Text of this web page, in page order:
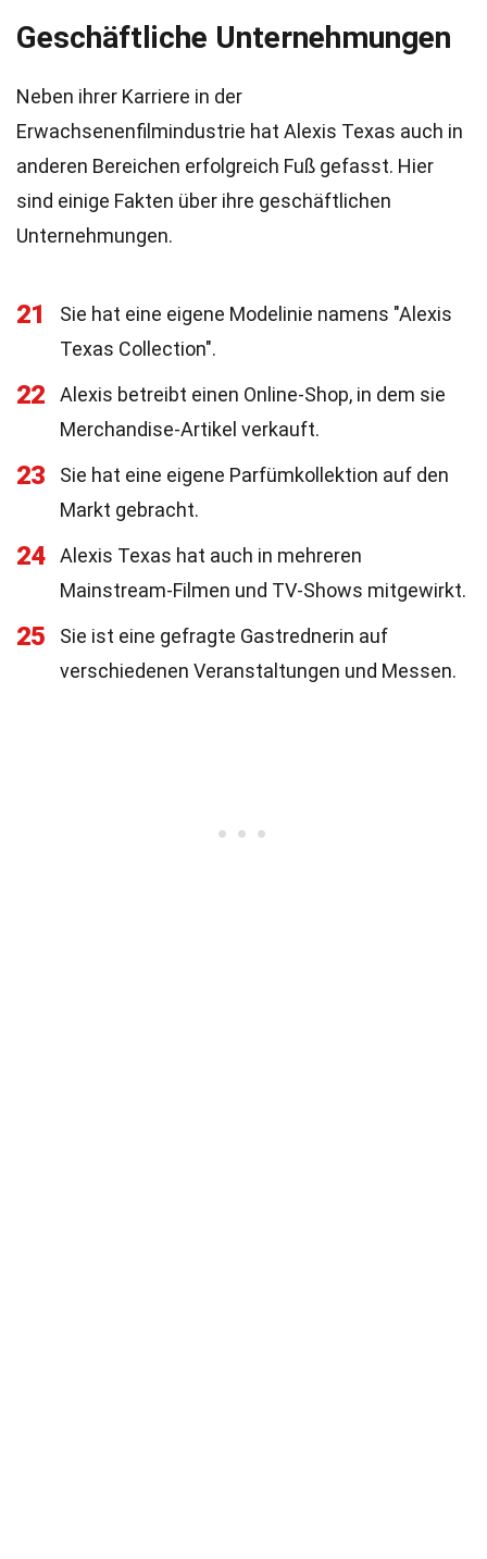
Geschäftliche Unternehmungen
Neben ihrer Karriere in der
Erwachsenenfilmindustrie hat Alexis Texas auch in
anderen Bereichen erfolgreich Fuß gefasst. Hier
sind einige Fakten über ihre geschäftlichen
Unternehmungen.
21
Sie hat eine eigene Modelinie namens "Alexis
Texas Collection".
22
Alexis betreibt einen Online-Shop, in dem sie
Merchandise-Artikel verkauft.
23
Sie hat eine eigene Parfümkollektion auf den
Markt gebracht.
24
Alexis Texas hat auch in mehreren
Mainstream-Filmen und TV-Shows mitgewirkt.
25
Sie ist eine gefragte Gastrednerin auf
verschiedenen Veranstaltungen und Messen.